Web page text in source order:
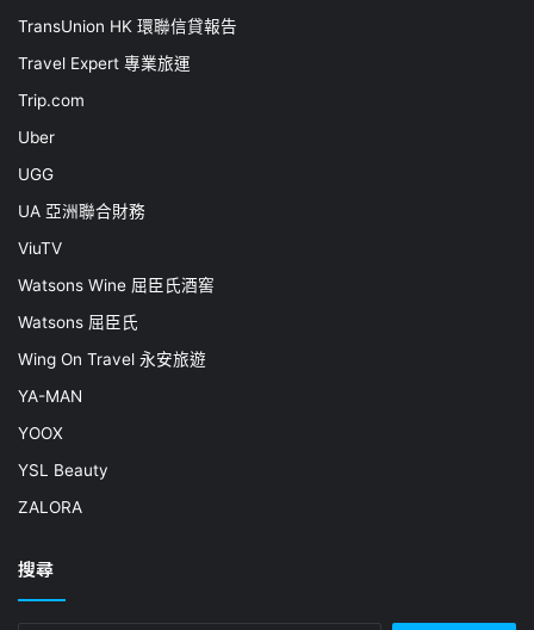
TransUnion HK 環聯信貸報告
Travel Expert 專業旅運
Trip.com
Uber
UGG
UA 亞洲聯合財務
ViuTV
Watsons Wine 屈臣氏酒窖
Watsons 屈臣氏
Wing On Travel 永安旅遊
YA-MAN
YOOX
YSL Beauty
ZALORA
搜尋